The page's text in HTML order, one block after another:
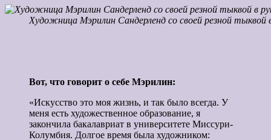
Художница Мэрилин Сандерленд со своей резной тыквой
Вот, что говорит о себе Мэрилин:
«Искусство это моя жизнь, и так было всегда. У
меня есть художественное образование, я
закончила бакалавриат в университете Миссури-
Колумбия. Долгое время была художником: